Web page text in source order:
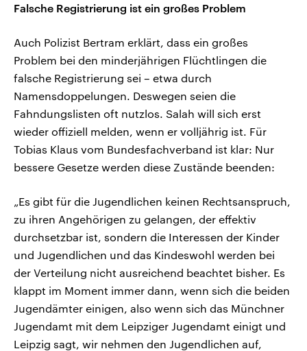
Falsche Registrierung ist ein großes Problem
Auch Polizist Bertram erklärt, dass ein großes
Problem bei den minderjährigen Flüchtlingen die
falsche Registrierung sei – etwa durch
Namensdoppelungen. Deswegen seien die
Fahndungslisten oft nutzlos. Salah will sich erst
wieder offiziell melden, wenn er volljährig ist. Für
Tobias Klaus vom Bundesfachverband ist klar: Nur
bessere Gesetze werden diese Zustände beenden:
„Es gibt für die Jugendlichen keinen Rechtsanspruch,
zu ihren Angehörigen zu gelangen, der effektiv
durchsetzbar ist, sondern die Interessen der Kinder
und Jugendlichen und das Kindeswohl werden bei
der Verteilung nicht ausreichend beachtet bisher. Es
klappt im Moment immer dann, wenn sich die beiden
Jugendämter einigen, also wenn sich das Münchner
Jugendamt mit dem Leipziger Jugendamt einigt und
Leipzig sagt, wir nehmen den Jugendlichen auf,